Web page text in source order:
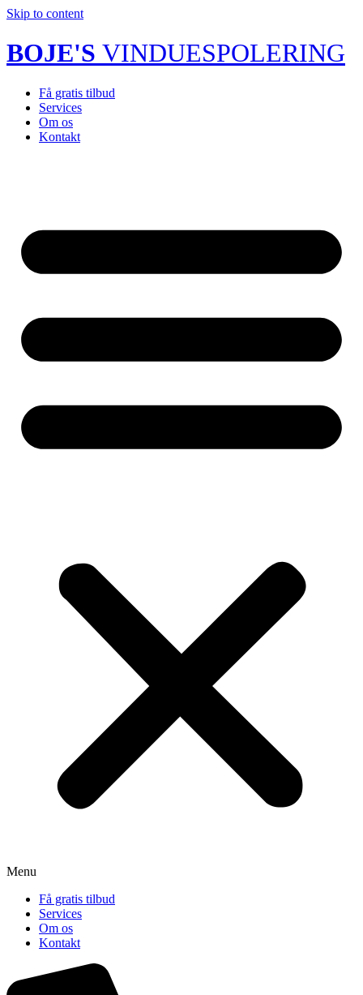
Skip to content
BOJE'S VINDUESPOLERING
Få gratis tilbud
Services
Om os
Kontakt
Menu
Få gratis tilbud
Services
Om os
Kontakt